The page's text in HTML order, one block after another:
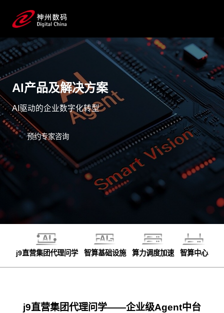
AI产品及解决方案
AI驱动的企业数字化转型
预约专家咨询
j9直营集团代理问学 智算基础设施 算力调度加速 智算中心
j9直营集团代理问学——企业级Agent中台